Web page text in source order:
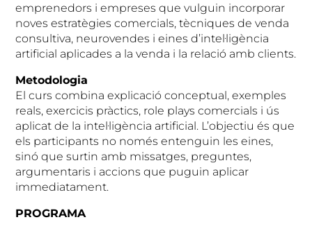
emprenedors i empreses que vulguin incorporar
noves estratègies comercials, tècniques de venda
consultiva, neurovendes i eines d’intel·ligència
artificial aplicades a la venda i la relació amb clients.
Metodologia
El curs combina explicació conceptual, exemples
reals, exercicis pràctics, role plays comercials i ús
aplicat de la intel·ligència artificial. L’objectiu és que
els participants no només entenguin les eines,
sinó que surtin amb missatges, preguntes,
argumentaris i accions que puguin aplicar
immediatament.
PROGRAMA